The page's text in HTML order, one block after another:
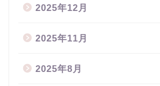
2025年12月
2025年11月
2025年8月